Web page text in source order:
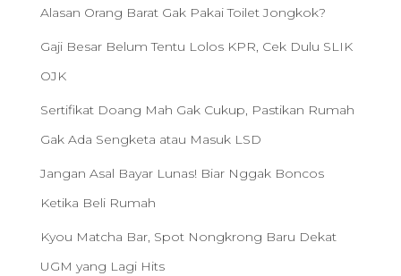
Alasan Orang Barat Gak Pakai Toilet Jongkok?
Gaji Besar Belum Tentu Lolos KPR, Cek Dulu SLIK
OJK
Sertifikat Doang Mah Gak Cukup, Pastikan Rumah
Gak Ada Sengketa atau Masuk LSD
Jangan Asal Bayar Lunas! Biar Nggak Boncos
Ketika Beli Rumah
Kyou Matcha Bar, Spot Nongkrong Baru Dekat
UGM yang Lagi Hits